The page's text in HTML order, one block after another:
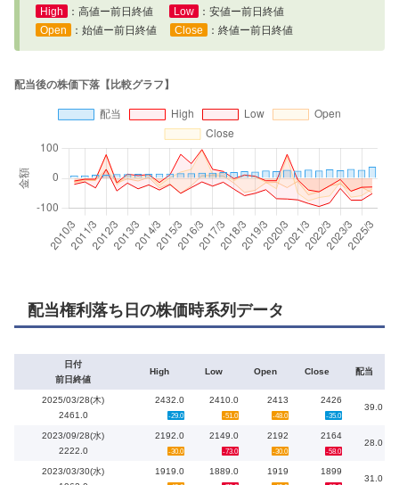
High ：高値ー前日終値 Low
：安値ー前日終値
Open
：始値ー前日終値 Close ：終値ー前日終値
配当権利落ち日の株価時系列データ
日付
前日終値
High Low Open Close 配当
2025/03/28(木)
2461.0
2432.0
-29.0
2410.0
-51.0
2413
-48.0
2426
-35.0
39.0
2023/09/28(水)
2222.0
2192.0
-30.0
2149.0
-73.0
2192
-30.0
2164
-58.0
28.0
2023/03/30(水)
1919.0 1889.0 1919 1899
31.0